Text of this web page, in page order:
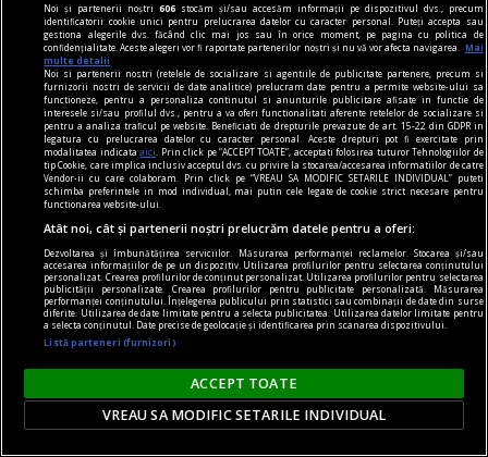
la răscruce de gînduri
Succesiunea
Nici Europa nu stă grozav înaintea unor alegeri
care pot să împingă în parlamentele europene
diferiți demagogi cu promisiuni maximale și
capacități mediocre.
Andrei CORNEA
Noi și partenerii noștri606 stocăm și/sau accesăm informații pe dispozitivul dvs., precum
identificatorii cookie unici pentru prelucrarea datelor cu caracter personal. Puteți accepta sau
gestiona alegerile dvs. făcând clic mai jos sau în orice moment, pe pagina cu politica de
confidențialitate. Aceste alegeri vor fi raportate partenerilor noștri și nu vă vor afecta navigarea.
Mai
multe detalii
Noi si partenerii nostri (retelele de socializare si agentiile de publicitate partenere, precum si
furnizorii nostri de servicii de date analitice) prelucram date pentru a permite website-ului sa
functioneze, pentru a personaliza continutul si anunturile publicitare afisate in functie de
interesele si/sau profilul dvs., pentru a va oferi functionalitati aferente retelelor de socializare si
pentru a analiza traficul pe website. Beneficiati de drepturile prevazute de art. 15-22 din GDPR in
legatura cu prelucrarea datelor cu caracter personal. Aceste drepturi pot fi exercitate prin
modalitatea indicataaici
. Prin click pe “ACCEPT TOATE”, acceptati folosirea tuturor Tehnologiilor de
tip Cookie, care implica inclusiv acceptul dvs. cu privire la stocarea/accesarea informatiilor de catre
Vendor-ii cu care colaboram. Prin click pe “VREAU SA MODIFIC SETARILE INDIVIDUAL” puteti
schimba preferintele in mod individual, mai putin cele legate de cookie strict necesare pentru
functionarea website-ului.
Atât noi, cât și partenerii noștri prelucrăm datele pentru a oferi:
Dezvoltarea și îmbunătățirea serviciilor. Măsurarea performanței reclamelor. Stocarea și/sau
accesarea informațiilor de pe un dispozitiv. Utilizarea profilurilor pentru selectarea conținutului
personalizat. Crearea profilurilor de conținut personalizat. Utilizarea profilurilor pentru selectarea
publicității personalizate. Crearea profilurilor pentru publicitate personalizată. Măsurarea
performanței conținutului. Înțelegerea publicului prin statistici sau combinații de date din surse
diferite. Utilizarea de date limitate pentru a selecta publicitatea. Utilizarea datelor limitate pentru
a selecta conținutul. Date precise de geolocație și identificarea prin scanarea dispozitivului.
Listă parteneri (furnizori)
ACCEPT TOATE
VREAU SA MODIFIC SETARILE INDIVIDUAL